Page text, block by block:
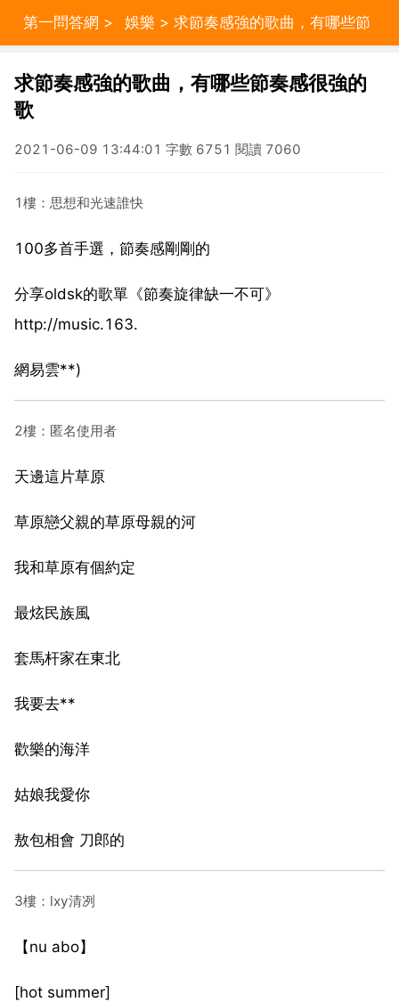
第一問答網 > 娛樂 > 求節奏感強的歌曲，有哪些節
求節奏感強的歌曲，有哪些節奏感很強的
歌
2021-06-09 13:44:01 字數 6751 閱讀 7060
1樓：思想和光速誰快
100多首手選，節奏感剛剛的
分享oldsk的歌單《節奏旋律缺一不可》
http://music.163.
網易雲**)
2樓：匿名使用者
天邊這片草原
草原戀父親的草原母親的河
我和草原有個約定
最炫民族風
套馬杆家在東北
我要去**
歡樂的海洋
姑娘我愛你
敖包相會 刀郎的
3樓：lxy清冽
【nu abo】
[hot summer]